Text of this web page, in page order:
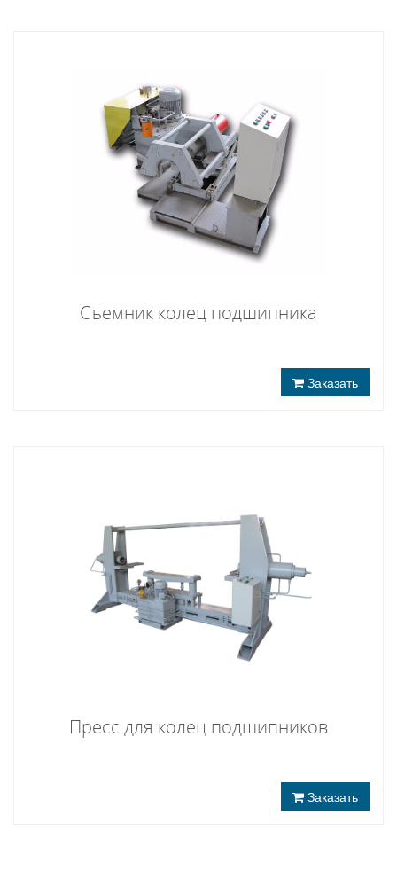
Съемник колец подшипника
Заказать
Пресс для колец подшипников
Заказать